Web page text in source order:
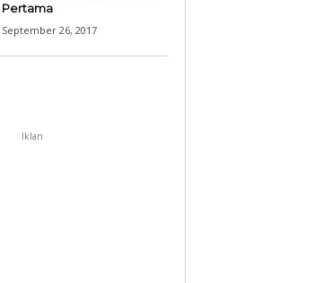
Pertama
September 26, 2017
Iklan